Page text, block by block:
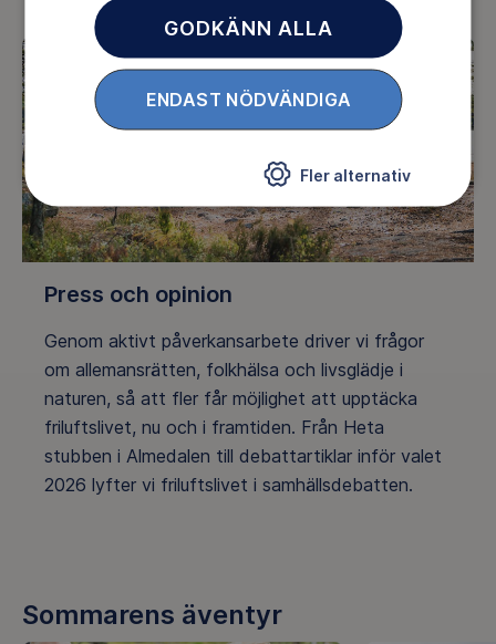
Press och opinion
Genom aktivt påverkansarbete driver vi frågor
om allemansrätten, folkhälsa och livsglädje i
naturen, så att fler får möjlighet att upptäcka
friluftslivet, nu och i framtiden. Från Heta
stubben i Almedalen till debattartiklar inför valet
2026 lyfter vi friluftslivet i samhällsdebatten.
Sommarens äventyr
GODKÄNN ALLA
ENDAST NÖDVÄNDIGA
Fler alternativ